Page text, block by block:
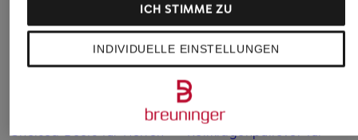
Boots für Damen
Braune Stiefel für Damen
Lederjacken für Damen
Mäntel für Damen
Parkas für Herren
Pullover für Damen
INDIVIDUELLE EINSTELLUNGEN
ICH STIMME ZU